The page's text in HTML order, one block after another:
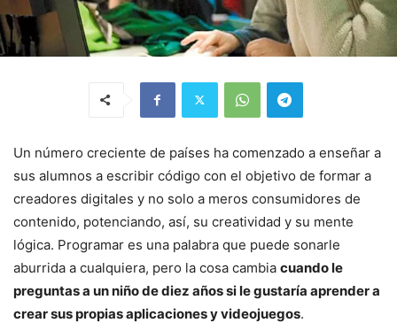
Un número creciente de países ha comenzado a enseñar a
sus alumnos a escribir código con el objetivo de formar a
creadores digitales y no solo a meros consumidores de
contenido, potenciando, así, su creatividad y su mente
lógica. Programar es una palabra que puede sonarle
aburrida a cualquiera, pero la cosa cambia cuando le
preguntas a un niño de diez años si le gustaría aprender a
crear sus propias aplicaciones y videojuegos.